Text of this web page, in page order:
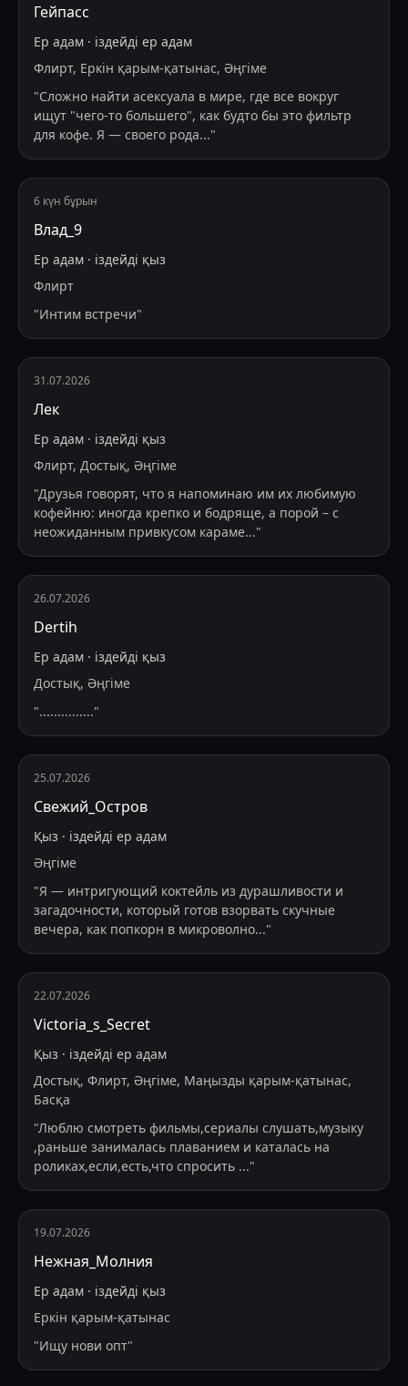
Гейпасс
Ер адам · іздейді ер адам
Флирт, Еркін қарым-қатынас, Әңгіме
"Сложно найти асексуала в мире, где все вокруг
ищут "чего-то большего", как будто бы это фильтр
для кофе. Я — своего рода..."
6 күн бұрын
Влад_9
Ер адам · іздейді қыз
Флирт
"Интим встречи"
31.07.2026
Лек
Ер адам · іздейді қыз
Флирт, Достық, Әңгіме
"Друзья говорят, что я напоминаю им их любимую
кофейню: иногда крепко и бодряще, а порой – с
неожиданным привкусом караме..."
26.07.2026
Dertih
Ер адам · іздейді қыз
Достық, Әңгіме
"..............."
25.07.2026
Свежий_Остров
Қыз · іздейді ер адам
Әңгіме
"Я — интригующий коктейль из дурашливости и
загадочности, который готов взорвать скучные
вечера, как попкорн в микроволно..."
22.07.2026
Victoria_s_Secret
Қыз · іздейді ер адам
Достық, Флирт, Әңгіме, Маңызды қарым-қатынас,
Басқа
"Люблю смотреть фильмы,сериалы слушать,музыку
,раньше занималась плаванием и каталась на
роликах,если,есть,что спросить ..."
19.07.2026
Нежная_Молния
Ер адам · іздейді қыз
Еркін қарым-қатынас
"Ищу нови опт"